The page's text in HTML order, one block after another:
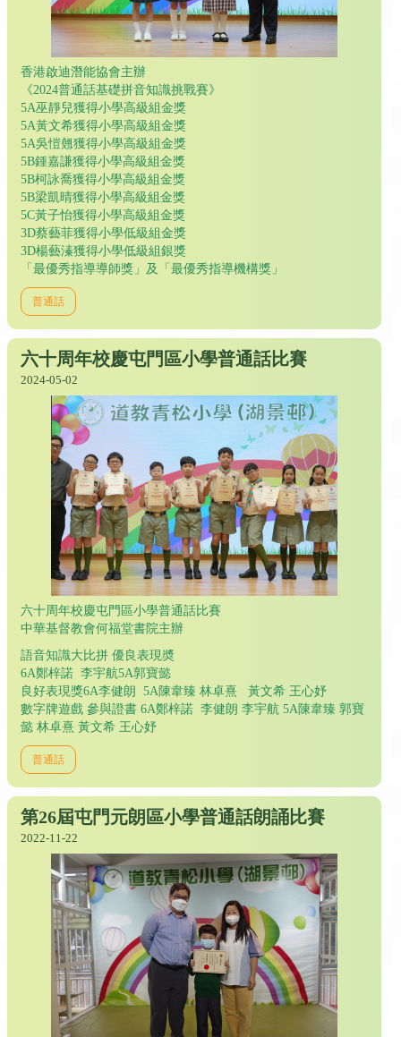
香港啟迪潛能協會主辦
《2024普通話基礎拼音知識挑戰賽》
5A巫靜兒獲得小學高級組金獎
5A黃文希獲得小學高級組金獎
5A吳愷翹獲得小學高級組金獎
5B鍾嘉謙獲得小學高級組金獎
5B柯詠喬獲得小學高級組金獎
5B梁凱晴獲得小學高級組金獎
5C黃子怡獲得小學高級組金獎
3D蔡藝菲獲得小學低級組金獎
3D楊藝溱獲得小學低級組銀獎
「最優秀指導導師獎」及「最優秀指導機構獎」
普通話
六十周年校慶屯門區小學普通話比賽
2024-05-02
六十周年校慶屯門區小學普通話比賽
中華基督教會何福堂書院主辦
語音知識大比拼 優良表現奬
6A鄭梓諾 李宇航5A郭寶懿
良好表現獎6A李健朗 5A陳韋臻 林卓熹 黃文希 王心妤
數字牌遊戲 參與證書 6A鄭梓諾 李健朗 李宇航 5A陳韋臻 郭寶
懿 林卓熹 黃文希 王心妤
普通話
第26屆屯門元朗區小學普通話朗誦比賽
2022-11-22